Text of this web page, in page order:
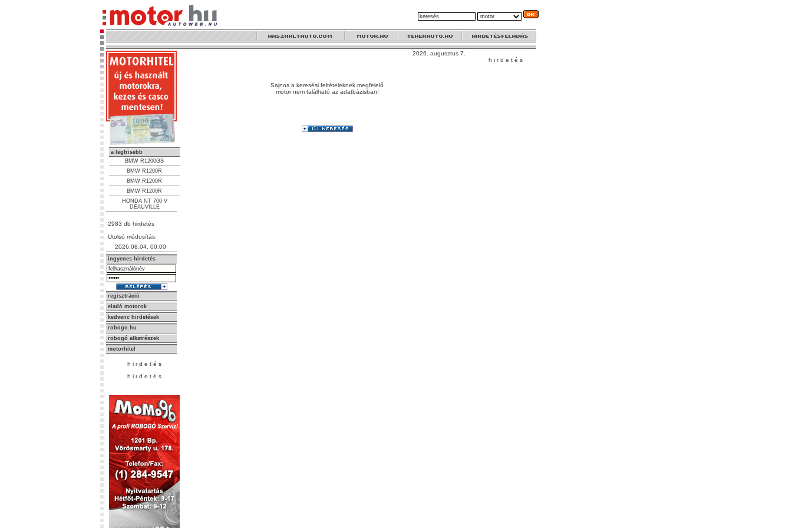
a legfrisebb
BMW R1200GS
BMW R1200R
BMW R1200R
BMW R1200R
HONDA NT 700 V
DEAUVILLE
2983 db hirdetés
Utolsó módosítás:
2026.08.04. 00:00
ingyenes hirdetés
regisztráció
eladó motorok
kedvenc hirdetések
robogo.hu
robogó alkatrészek
motorhitel
h i r d e t é s
h i r d e t é s
2026. augusztus 7.
Sajnos a keresési feltételeknek megfelelő
motor nem található az adatbázisban!
h i r d e t é s